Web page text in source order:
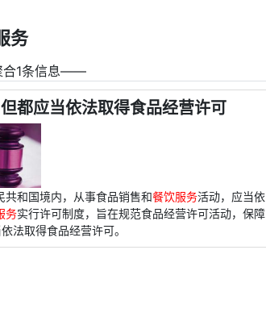
务
1条信息――
都应当依法取得食品经营许可
共和国境内，从事食品销售和餐饮服务活动，应当依
务实行许可制度，旨在规范食品经营许可活动，保障
法取得食品经营许可。